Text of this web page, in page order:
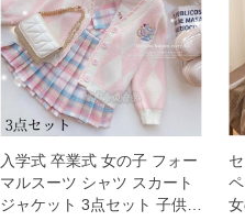
入学式 卒業式 女の子 フォー
マルスーツ シャツ スカート
ジャケット 3点セット 子供服